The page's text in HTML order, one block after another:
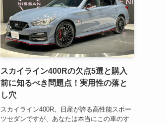
スカイライン400Rの欠点5選と購入
前に知るべき問題点！実用性の落と
し穴
スカイライン400R。日産が誇る高性能スポー
ツセダンですが、あなたは本当にこの車のす